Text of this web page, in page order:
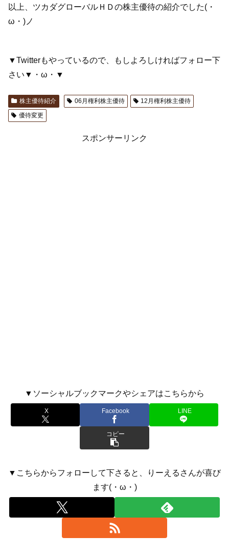
以上、ツカダグローバルＨＤの株主優待の紹介でした(・
ω・)ノ
▼Twitterもやっているので、もしよろしければフォロー下
さい▼・ω・▼
株主優待紹介 06月権利株主優待
12月権利株主優待
優待変更
スポンサーリンク
▼ソーシャルブックマークやシェアはこちらから
X Facebook LINE
コピー
▼こちらからフォローして下さると、りーえるさんが喜び
ます(・ω・)